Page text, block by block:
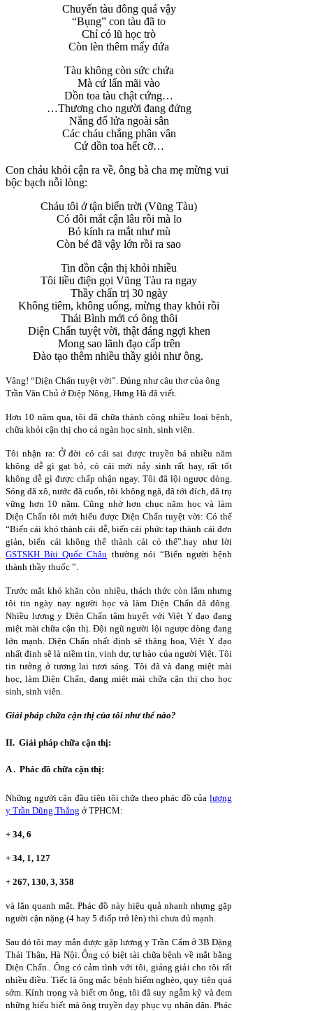
Chuyến tàu đông quá vậy
“Bụng” con tàu đã to
Chỉ có lũ học trò
Còn lèn thêm mấy đứa
Tàu không còn sức chứa
Mà cứ lấn mãi vào
Dồn toa tàu chật cứng…
…Thương cho người đang đứng
Nắng đổ lửa ngoài sân
Các cháu chẳng phân vân
Cứ dồn toa hết cỡ…
Con cháu khỏi cận ra về, ông bà cha mẹ mừng vui
bộc bạch nỗi lòng:
Cháu tôi ở tận biển trời (Vũng Tàu)
Có đôi mắt cận lâu rồi mà lo
Bỏ kính ra mắt như mù
Còn bé đã vậy lớn rồi ra sao
Tin đồn cận thị khỏi nhiều
Tôi liều điện gọi Vũng Tàu ra ngay
Thầy chẩn trị 30 ngày
Không tiêm, không uống, mừng thay khỏi rồi
Thái Bình mới có ông thôi
Diện Chẩn tuyệt vời, thật đáng ngợi khen
Mong sao lãnh đạo cấp trên
Đào tạo thêm nhiều thầy giỏi như ông.
Vâng! “Diện Chẩn tuyệt vời”. Đúng như câu thơ của ông
Trần Văn Chủ ở Điệp Nông, Hưng Hà đã viết.
Hơn 10 năm qua, tôi đã chữa thành công nhiều loại bệnh,
chữa khỏi cận thị cho cả ngàn học sinh, sinh viên.
Tôi nhận ra: Ở đời có cái sai được truyền bá nhiều năm
không dễ gì gạt bỏ, có cái mới nảy sinh rất hay, rất tốt
không dễ gì được chấp nhận ngay. Tôi đã lội ngược dòng.
Sóng đã xô, nước đã cuốn, tôi không ngã, đã tới đích, đã trụ
vững hơn 10 năm. Cũng nhờ hơn chục năm học và làm
Diện Chẩn tôi mới hiểu được Diện Chẩn tuyệt vời: Có thể
“Biến cái khó thành cái dễ, biến cái phức tạp thành cái đơn
giản, biến cái không thể thành cái có thể”.hay như lời
GSTSKH Bùi Quốc Châu thường nói “Biến người bệnh
thành thầy thuốc ”.
Trước mắt khó khăn còn nhiều, thách thức còn lắm nhưng
tôi tin ngày nay người học và làm Diện Chẩn đã đông.
Nhiều lương y Diện Chẩn tâm huyết với Việt Y đạo đang
miệt mài chữa cận thị. Đội ngũ người lội ngược dòng đang
lớn mạnh. Diện Chẩn nhất định sẽ thăng hoa, Việt Y đạo
nhất đinh sẽ là niềm tin, vinh dự, tự hào của người Việt. Tôi
tin tưởng ở tương lai tươi sáng. Tôi đã và đang miệt mài
học, làm Diện Chẩn, đang miệt mài chữa cận thị cho học
sinh, sinh viên.
Giải pháp chữa cận thị của tôi như thế nào?
II. Giải pháp chữa cận thị:
A . Phác đồ chữa cận thị:
Những người cận đầu tiên tôi chữa theo phác đồ của lương
y Trần Dũng Thắng ở TPHCM:
+ 34, 6
+ 34, 1, 127
+ 267, 130, 3, 358
và lăn quanh mắt. Phác đồ này hiệu quả nhanh nhưng gặp
người cận nặng (4 hay 5 điốp trở lên) thì chưa đủ mạnh.
Sau đó tôi may mắn được gặp lương y Trần Cẩm ở 3B Đặng
Thái Thân, Hà Nội. Ông có biệt tài chữa bệnh về mắt bằng
Diện Chẩn.. Ông có cảm tình với tôi, giảng giải cho tôi rất
nhiều điều. Tiếc là ông mắc bệnh hiểm nghèo, quy tiên quá
sớm. Kính trọng và biết ơn ông, tôi đã suy ngẫm kỹ và đem
những hiểu biết mà ông truyền dạy phục vụ nhân dân. Phác